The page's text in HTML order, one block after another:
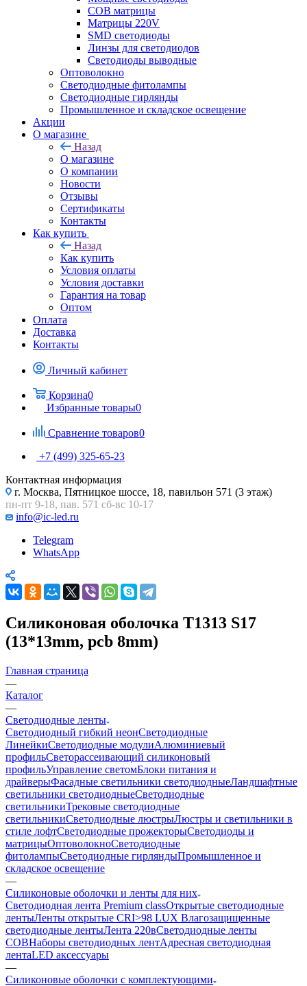
COB матрицы
Матрицы 220V
SMD светодиоды
Линзы для светодиодов
Светодиоды выводные
Оптоволокно
Светодиодные фитолампы
Светодиодные гирлянды
Промышленное и складское освещение
Акции
О магазине
Назад
О магазине
О компании
Новости
Отзывы
Сертификаты
Контакты
Как купить
Назад
Как купить
Условия оплаты
Условия доставки
Гарантия на товар
Оптом
Оплата
Доставка
Контакты
Личный кабинет
Корзина0
Избранные товары0
Сравнение товаров0
+7 (499) 325-65-23
Контактная информация
г. Москва, Пятницкое шоссе, 18, павильон 571 (3 этаж)
пн-пт 9-18, пав. 571 сб-вс 10-17
info@ic-led.ru
Telegram
WhatsApp
Cиликоновая оболочка T1313 S17
(13*13mm, pcb 8mm)
Главная страница
—
Каталог
—
Светодиодные ленты
Светодиодный гибкий неонСветодиодные
ЛинейкиСветодиодные модулиАлюминиевый
профильСветорассеивающий силиконовый
профильУправление светомБлоки питания и
драйверыФасадные светильники светодиодныеЛандшафтные
светильники светодиодныеСветодиодные
светильникиТрековые светодиодные
светильникиСветодиодные люстрыЛюстры и светильники в
стиле лофтСветодиодные прожекторыСветодиоды и
матрицыОптоволокноСветодиодные
фитолампыСветодиодные гирляндыПромышленное и
складское освещение
—
Силиконовые оболочки и ленты для них
Светодиодная лента Premium classОткрытые светодиодные
лентыЛенты открытые CRI>98 LUX Влагозащищенные
светодиодные лентыЛента 220вСветодиодные ленты
COBНаборы светодиодных лентАдресная светодиодная
лентаLED аксессуары
—
Силиконовые оболочки с комплектующими